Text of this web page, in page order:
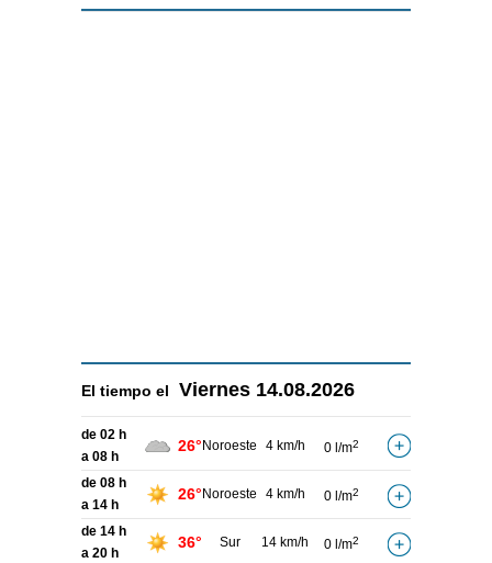
El tiempo el Viernes 14.08.2026
de 02 h
a 08 h
26° Noroeste 4 km/h 0 l/m2
de 08 h
a 14 h
26° Noroeste 4 km/h 0 l/m2
de 14 h
a 20 h
36° Sur 14 km/h 0 l/m2